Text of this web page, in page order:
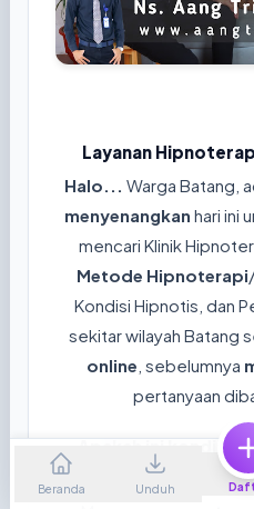
Layanan
Halo... Warga Batang,
menyenangkan hari ini
mencari Klinik
Metode Hipnoterapi
Kondisi Hipnotis, dan
sekitar wilayah Batang
online , sebelumnya
pertanyaan
Apakah ini kondisi
rasakan
Beranda Unduh